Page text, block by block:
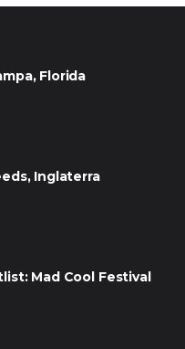
Florida
Inglaterra
Mad Cool Festival